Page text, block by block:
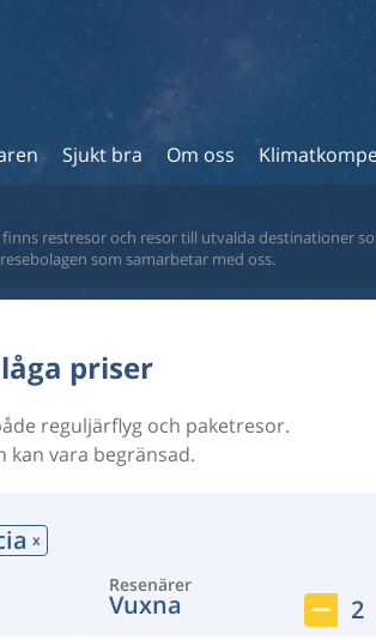
Sjukt bra Om oss
restresor och resor till utvalda destinationer
som samarbetar med oss.
priser
reguljärflyg och paketresor.
vara begränsad.
x
Resenärer
Vuxna 2